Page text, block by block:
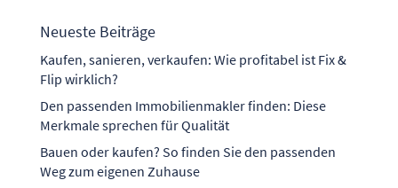
Neueste Beiträge
Kaufen, sanieren, verkaufen: Wie profitabel ist Fix &
Flip wirklich?
Den passenden Immobilienmakler finden: Diese
Merkmale sprechen für Qualität
Bauen oder kaufen? So finden Sie den passenden
Weg zum eigenen Zuhause